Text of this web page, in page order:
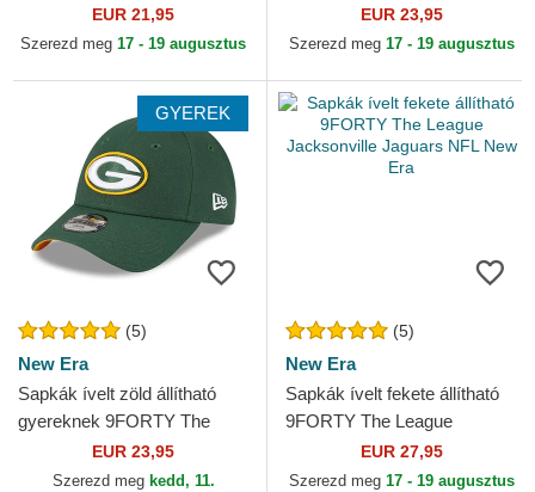
League Tampa Bay
Buccaneers NFL New Era
EUR 21,95
Szerezd meg 17 - 19 augusztus
The League Dallas Cowboys
NFL New Era
EUR 23,95
Szerezd meg 17 - 19 augusztus
GYEREK
(5)
New Era
Sapkák ívelt zöld állítható
gyereknek 9FORTY The
League Green Bay Packers
NFL New Era
EUR 23,95
Szerezd meg kedd, 11.
(5)
New Era
Sapkák ívelt fekete állítható
9FORTY The League
Jacksonville Jaguars NFL
New Era
EUR 27,95
Szerezd meg 17 - 19 augusztus